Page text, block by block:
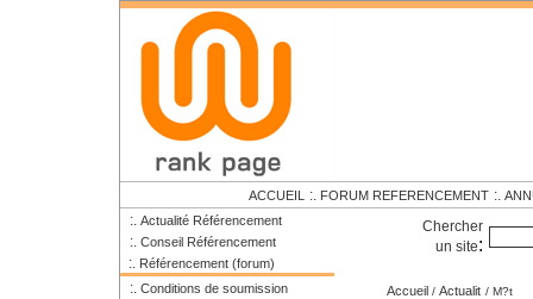
ACCUEIL :. FORUM REFERENCEMENT :.
:. Actualité Référencement
:. Conseil Référencement
:. Référencement (forum)
:. Conditions de soumission
Chercher
un site:
Accueil / Actualit / M?t